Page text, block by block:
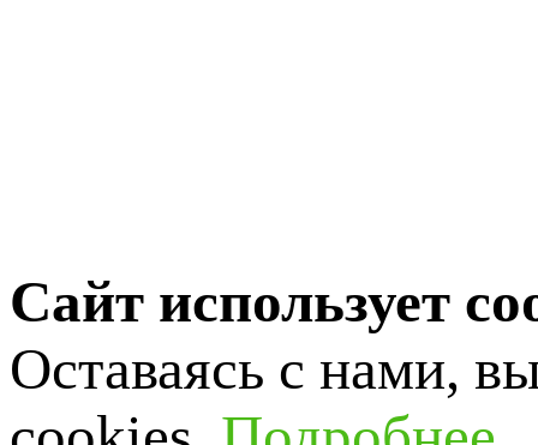
Сайт использует
Оставаясь с нами,